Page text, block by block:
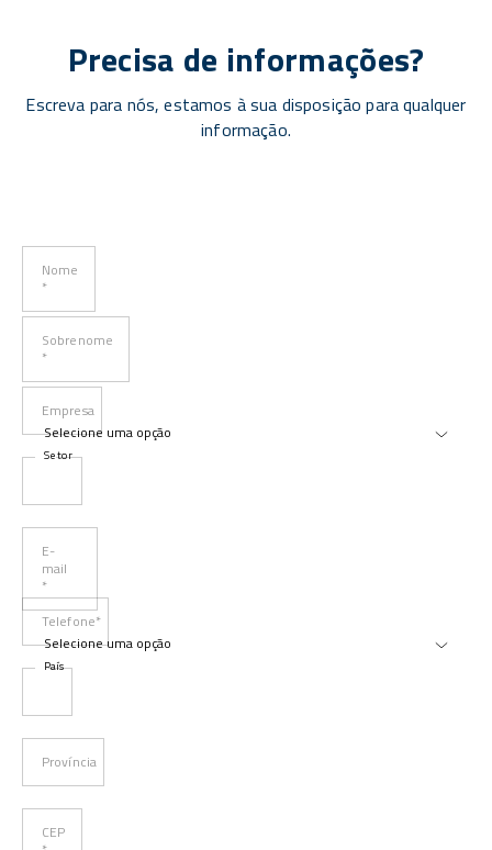
Precisa de informações?
Escreva para nós, estamos à sua disposição para qualquer
informação.
Nome
*
Sobrenome
*
Empresa
Setor
E-
mail
*
Telefone*
País
Província
CEP